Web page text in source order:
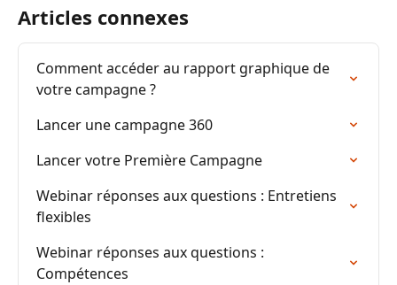
Articles connexes
Comment accéder au rapport graphique de
votre campagne ?
Lancer une campagne 360
Lancer votre Première Campagne
Webinar réponses aux questions : Entretiens
flexibles
Webinar réponses aux questions :
Compétences